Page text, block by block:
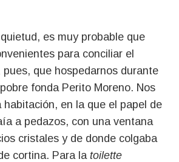
es muy probable que
para conciliar el
pues, que hospedarnos durante
fonda Perito Moreno. Nos
habitación, en la que el papel de
a pedazos, con una ventana
cristales y de donde colgaba
cortina. Para la toilette